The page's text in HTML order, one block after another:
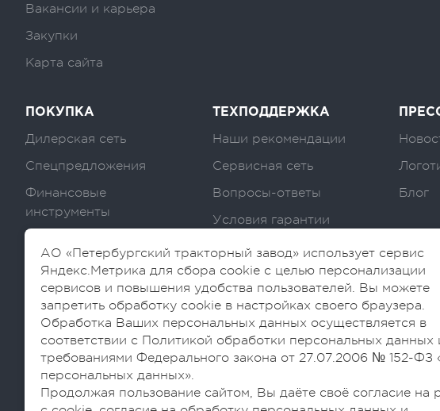
Вакансии и карьера
Закупки
Карта сайта
ПОКУПКА
Дилерская сеть
Спецпредложения
Финансовые
инструменты
ТЕХПОДДЕРЖКА
Наши рекомендации
Сервисная сеть
Вопросы-ответы
Условия гарантии
Блог
АО «Петербургский тракторный завод» использует сервис
Яндекс.Метрика для сбора cookie с целью персонализации
сервисов и повышения удобства пользователей. Вы можете
запретить обработку cookie в настройках своего браузера.
Обработка Ваших персональных данных осуществляется в
соответствии с Политикой обработки персональных данных
требованиями Федерального закона от 27.07.2006 № 152-ФЗ
персональных данных».
Продолжая пользование сайтом, Вы даёте своё согласие на